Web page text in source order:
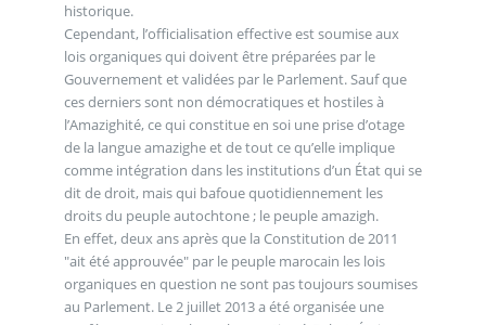
historique.
Cependant, l’officialisation effective est soumise aux
lois organiques qui doivent être préparées par le
Gouvernement et validées par le Parlement. Sauf que
ces derniers sont non démocratiques et hostiles à
l’Amazighité, ce qui constitue en soi une prise d’otage
de la langue amazighe et de tout ce qu’elle implique
comme intégration dans les institutions d’un État qui se
dit de droit, mais qui bafoue quotidiennement les
droits du peuple autochtone ; le peuple amazigh.
En effet, deux ans après que la Constitution de 2011
"ait été approuvée" par le peuple marocain les lois
organiques en question ne sont pas toujours soumises
au Parlement. Le 2 juillet 2013 a été organisée une